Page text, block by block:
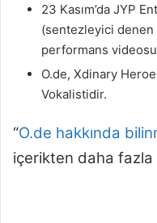
23 Kasım’da JYP
(sentezleyici denen
performans videosu
O.de, Xdinary
Vokalistidir.
“O.de hakkında
içerikten daha